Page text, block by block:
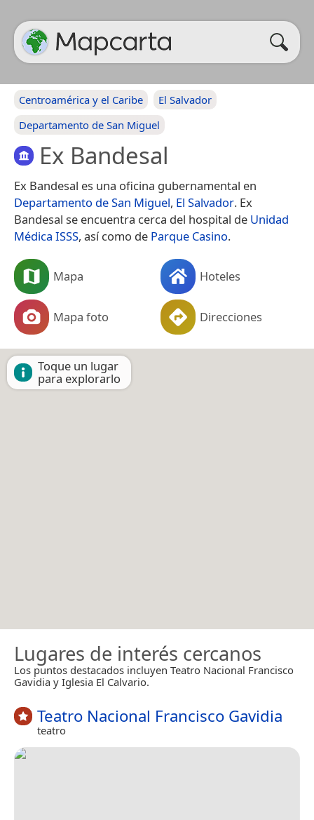
Centroamérica y el Caribe
El Salvador
Departamento de San Miguel
Ex Bandesal
Ex Bandesal es una oficina gubernamental en
Departamento de San Miguel, El Salvador. Ex
Bandesal se encuentra cerca del hospital de Unidad
Médica ISSS, así como de Parque Casino.
Mapa Hoteles
Mapa foto Direcciones
Toque un lugar
para explorarlo
Lugares de interés cercanos
Los puntos destacados incluyen Teatro Nacional Francisco
Gavidia y Iglesia El Calvario.
Teatro Nacional Francisco Gavidia
teatro